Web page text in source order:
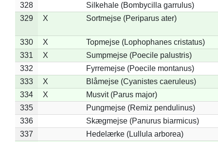
328
Silkehale (Bombycilla garrulus)
329
X Sortmejse (Periparus ater)
330 X
Topmejse (Lophophanes cristatus)
331
X
Sumpmejse (Poecile palustris)
332
Fyrremejse (Poecile montanus)
333
X
Blåmejse (Cyanistes caeruleus)
334
X
Musvit (Parus major)
335
Pungmejse (Remiz pendulinus)
336
Skægmejse (Panurus biarmicus)
337
Hedelærke (Lullula arborea)